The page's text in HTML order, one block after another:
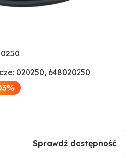
020250, 648020250
Sprawdź dostępność